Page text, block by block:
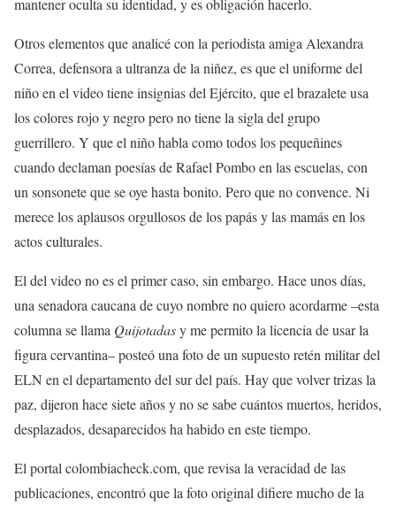
mantener oculta su identidad, y es obligación hacerlo.
Otros elementos que analicé con la periodista amiga Alexandra
Correa, defensora a ultranza de la niñez, es que el uniforme del
niño en el video tiene insignias del Ejército, que el brazalete usa
los colores rojo y negro pero no tiene la sigla del grupo
guerrillero. Y que el niño habla como todos los pequeñines
cuando declaman poesías de Rafael Pombo en las escuelas, con
un sonsonete que se oye hasta bonito. Pero que no convence. Ni
merece los aplausos orgullosos de los papás y las mamás en los
actos culturales.
El del video no es el primer caso, sin embargo. Hace unos días,
una senadora caucana de cuyo nombre no quiero acordarme –esta
columna se llama Quijotadasy me permito la licencia de usar la
figura cervantina– posteó una foto de un supuesto retén militar del
ELN en el departamento del sur del país. Hay que volver trizas la
paz, dijeron hace siete años y no se sabe cuántos muertos, heridos,
desplazados, desaparecidos ha habido en este tiempo.
El portal colombiacheck.com, que revisa la veracidad de las
publicaciones, encontró que la foto original difiere mucho de la